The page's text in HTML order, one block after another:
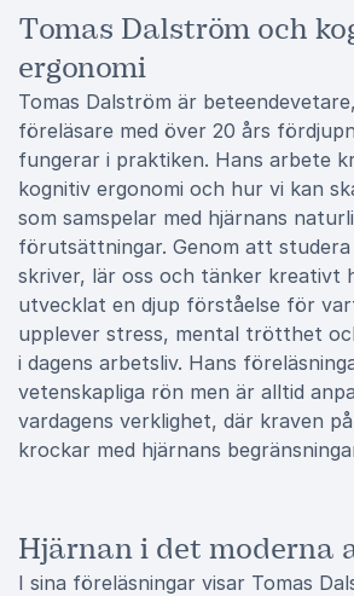
Tomas Dalström och
ergonomi
Tomas Dalström är
föreläsare med över 20 års
fungerar i praktiken. Hans arbete
kognitiv ergonomi och hur vi kan
som samspelar med hjärnans
förutsättningar. Genom att studera
skriver, lär oss och tänker kreativt
utvecklat en djup förståelse för
upplever stress, mental trötthet
i dagens arbetsliv. Hans
vetenskapliga rön men är alltid
vardagens verklighet, där kraven
krockar med hjärnans
Hjärnan i det moderna
I sina föreläsningar visar Tomas